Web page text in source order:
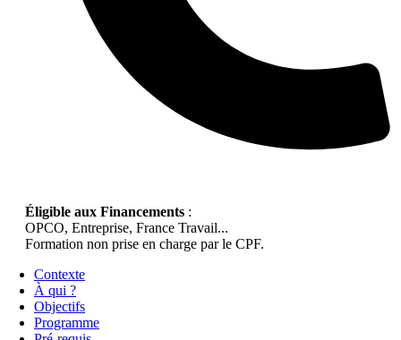
Éligible aux Financements :
OPCO, Entreprise, France Travail...
Formation non prise en charge par le CPF.
Contexte
À qui ?
Objectifs
Programme